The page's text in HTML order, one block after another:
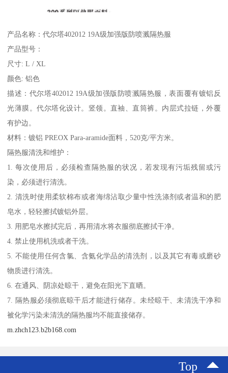
产品名称：代尔塔402012 19A级加强版防喷溅隔热服
产品型号：
尺寸: L / XL
颜色: 铝色
描述：代尔塔402012 19A级加强版防喷溅隔热服，表面覆有镀铝反
光薄膜。代尔塔化设计。竖领。直袖、直筒裤。内层式拉链，外覆
有护边。
材料：镀铝 PREOX Para-aramide面料，520克/平方米。
隔热服清洗和维护：
1. 每次使用后，必须检查隔热服的状况，若发现有污垢残留或污
染，必须进行清洗。
2. 清洗时使用柔软棉布或者海绵沾取少量中性洗涤剂或者温和的肥
皂水，轻轻擦拭镀铝外层。
3. 用肥皂水擦拭完后，再用清水将衣服彻底擦拭干净。
4. 禁止使用机洗或者干洗。
5. 不能使用任何含氯、含氨化学品的清洗剂，以及其它有毒或磨砂
物质进行清洗。
6. 在通风、阴凉处晾干，避免在阳光下直晒。
7. 隔热服必须彻底晾干后才能进行储存。未经晾干、未清洗干净和
被化学污染未清洗的隔热服均不能直接储存。
m.zhch123.b2b168.com
Top